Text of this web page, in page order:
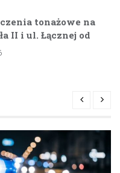
tonażowe na
II i ul. Łącznej od